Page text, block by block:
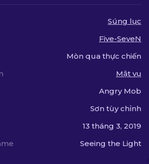
Súng lục
Five-SeveN
Mòn qua thực chiến
Mật vụ
Angry Mob
Sơn tùy chỉnh
13 tháng 3, 2019
Seeing the Light